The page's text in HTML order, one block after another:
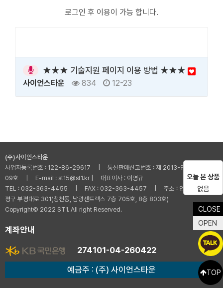
로그인 후 이용이 가능 합니다.
★★★ 기술지원 페이지 이용 방법 ★★★
사이언스타운 834 12-23
(주)사이언스타운
사업자등록번호 : 122-86-29617 | 통신판매신고번호 : 제 2013-인천부평-001
09호 | E-mail : st15@st1.kr | 대표이사 : 이명규
TEL : 032-363-4455 | FAX : 032-363-4457 | 주소 : 인천광역시 부
평구 부평대로 301(청천동, 남광센트렉스 7층 705호, 8층 803호)
Copyright© 2022 ST1. All right Reserved.
계좌안내
274101-04-260422
예금주 : (주) 사이언스타운
CLOSE
OPEN
오늘 본 상품
없음
TOP